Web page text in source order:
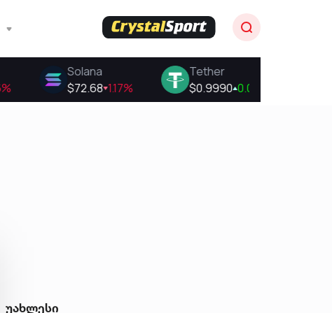
უახლესი